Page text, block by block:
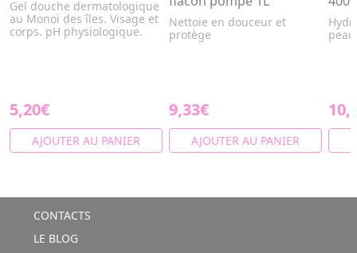
Gel douche dermatologique
au Monoï des îles. Visage et
corps. pH physiologique.
5,20€
AJOUTER AU PANIER
Nettoie en douceur et
protège
9,33€
AJOUTER AU PANIER
CONTACTS
LE BLOG